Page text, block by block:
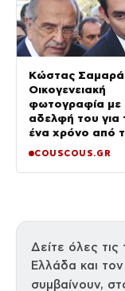
Κώστας
Οικογενειακή
φωτογραφία με
αδελφή του για
ένα χρόνο από
COUSCOUS.GR
Δείτε όλες τις
Ελλάδα και
συμβαίνουν,